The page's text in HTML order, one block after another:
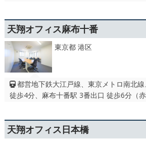
天翔オフィス麻布十番
東京都 港区
都営地下鉄大江戸線、東京メトロ南北
徒歩4分、麻布十番駅 3番出口 徒歩6分（
天翔オフィス日本橋